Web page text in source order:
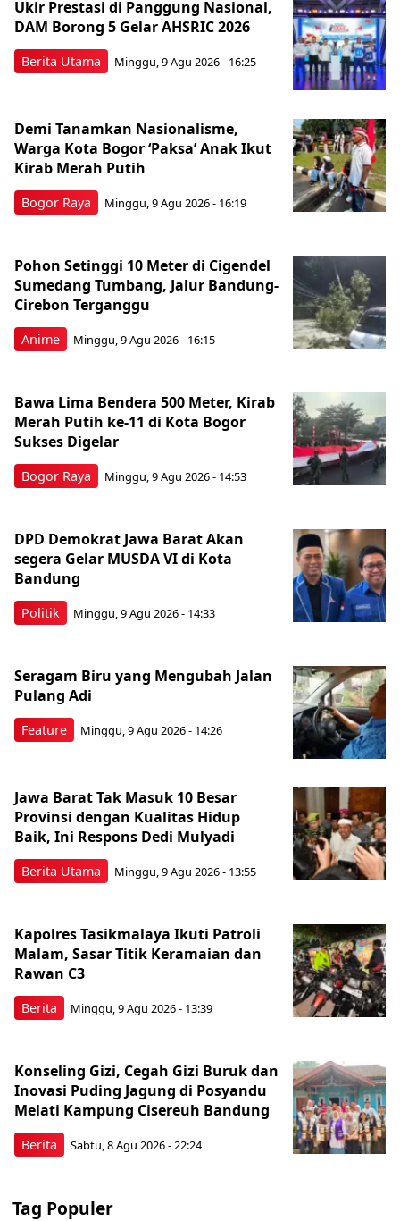
Berita Utama
Ukir Prestasi di Panggung Nasional,
DAM Borong 5 Gelar AHSRIC 2026
Minggu, 9 Agu 2026 - 16:25
Bogor Raya
Demi Tanamkan Nasionalisme,
Warga Kota Bogor ‘Paksa’ Anak Ikut
Kirab Merah Putih
Minggu, 9 Agu 2026 - 16:19
Anime
Pohon Setinggi 10 Meter di Cigendel
Sumedang Tumbang, Jalur Bandung-
Cirebon Terganggu
Minggu, 9 Agu 2026 - 16:15
Bogor Raya
Bawa Lima Bendera 500 Meter, Kirab
Merah Putih ke-11 di Kota Bogor
Sukses Digelar
Minggu, 9 Agu 2026 - 14:53
Politik
DPD Demokrat Jawa Barat Akan
segera Gelar MUSDA VI di Kota
Bandung
Minggu, 9 Agu 2026 - 14:33
Feature
Seragam Biru yang Mengubah Jalan
Pulang Adi
Minggu, 9 Agu 2026 - 14:26
Berita Utama
Jawa Barat Tak Masuk 10 Besar
Provinsi dengan Kualitas Hidup
Baik, Ini Respons Dedi Mulyadi
Minggu, 9 Agu 2026 - 13:55
Berita
Kapolres Tasikmalaya Ikuti Patroli
Malam, Sasar Titik Keramaian dan
Rawan C3
Minggu, 9 Agu 2026 - 13:39
Berita
Konseling Gizi, Cegah Gizi Buruk dan
Inovasi Puding Jagung di Posyandu
Melati Kampung Cisereuh Bandung
Sabtu, 8 Agu 2026 - 22:24
Tag Populer